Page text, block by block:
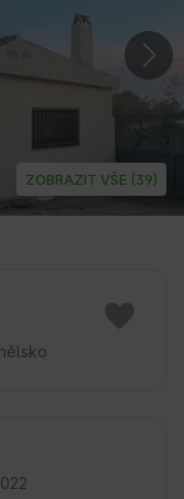
ZOBRAZIT VŠE (39)